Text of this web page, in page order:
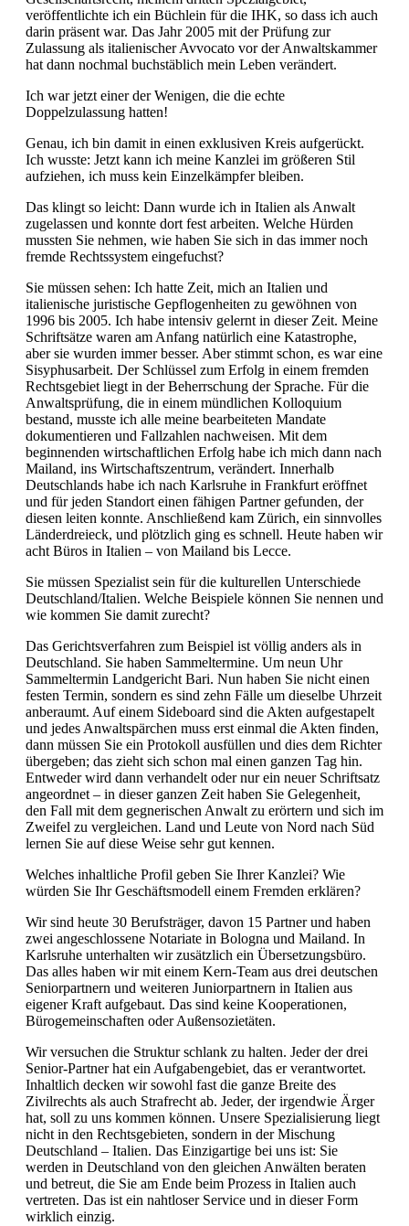
veröffentlichte ich ein Büchlein für die IHK, so dass ich auch
darin präsent war. Das Jahr 2005 mit der Prüfung zur
Zulassung als italienischer Avvocato vor der Anwaltskammer
hat dann nochmal buchstäblich mein Leben verändert.
Ich war jetzt einer der Wenigen, die die echte
Doppelzulassung hatten!
Genau, ich bin damit in einen exklusiven Kreis aufgerückt.
Ich wusste: Jetzt kann ich meine Kanzlei im größeren Stil
aufziehen, ich muss kein Einzelkämpfer bleiben.
Das klingt so leicht: Dann wurde ich in Italien als Anwalt
zugelassen und konnte dort fest arbeiten. Welche Hürden
mussten Sie nehmen, wie haben Sie sich in das immer noch
fremde Rechtssystem eingefuchst?
Sie müssen sehen: Ich hatte Zeit, mich an Italien und
italienische juristische Gepflogenheiten zu gewöhnen von
1996 bis 2005. Ich habe intensiv gelernt in dieser Zeit. Meine
Schriftsätze waren am Anfang natürlich eine Katastrophe,
aber sie wurden immer besser. Aber stimmt schon, es war eine
Sisyphusarbeit. Der Schlüssel zum Erfolg in einem fremden
Rechtsgebiet liegt in der Beherrschung der Sprache. Für die
Anwaltsprüfung, die in einem mündlichen Kolloquium
bestand, musste ich alle meine bearbeiteten Mandate
dokumentieren und Fallzahlen nachweisen. Mit dem
beginnenden wirtschaftlichen Erfolg habe ich mich dann nach
Mailand, ins Wirtschaftszentrum, verändert. Innerhalb
Deutschlands habe ich nach Karlsruhe in Frankfurt eröffnet
und für jeden Standort einen fähigen Partner gefunden, der
diesen leiten konnte. Anschließend kam Zürich, ein sinnvolles
Länderdreieck, und plötzlich ging es schnell. Heute haben wir
acht Büros in Italien – von Mailand bis Lecce.
Sie müssen Spezialist sein für die kulturellen Unterschiede
Deutschland/Italien. Welche Beispiele können Sie nennen und
wie kommen Sie damit zurecht?
Das Gerichtsverfahren zum Beispiel ist völlig anders als in
Deutschland. Sie haben Sammeltermine. Um neun Uhr
Sammeltermin Landgericht Bari. Nun haben Sie nicht einen
festen Termin, sondern es sind zehn Fälle um dieselbe Uhrzeit
anberaumt. Auf einem Sideboard sind die Akten aufgestapelt
und jedes Anwaltspärchen muss erst einmal die Akten finden,
dann müssen Sie ein Protokoll ausfüllen und dies dem Richter
übergeben; das zieht sich schon mal einen ganzen Tag hin.
Entweder wird dann verhandelt oder nur ein neuer Schriftsatz
angeordnet – in dieser ganzen Zeit haben Sie Gelegenheit,
den Fall mit dem gegnerischen Anwalt zu erörtern und sich im
Zweifel zu vergleichen. Land und Leute von Nord nach Süd
lernen Sie auf diese Weise sehr gut kennen.
Welches inhaltliche Profil geben Sie Ihrer Kanzlei? Wie
würden Sie Ihr Geschäftsmodell einem Fremden erklären?
Wir sind heute 30 Berufsträger, davon 15 Partner und haben
zwei angeschlossene Notariate in Bologna und Mailand. In
Karlsruhe unterhalten wir zusätzlich ein Übersetzungsbüro.
Das alles haben wir mit einem Kern-Team aus drei deutschen
Seniorpartnern und weiteren Juniorpartnern in Italien aus
eigener Kraft aufgebaut. Das sind keine Kooperationen,
Bürogemeinschaften oder Außensozietäten.
Wir versuchen die Struktur schlank zu halten. Jeder der drei
Senior-Partner hat ein Aufgabengebiet, das er verantwortet.
Inhaltlich decken wir sowohl fast die ganze Breite des
Zivilrechts als auch Strafrecht ab. Jeder, der irgendwie Ärger
hat, soll zu uns kommen können. Unsere Spezialisierung liegt
nicht in den Rechtsgebieten, sondern in der Mischung
Deutschland – Italien. Das Einzigartige bei uns ist: Sie
werden in Deutschland von den gleichen Anwälten beraten
und betreut, die Sie am Ende beim Prozess in Italien auch
vertreten. Das ist ein nahtloser Service und in dieser Form
wirklich einzig.